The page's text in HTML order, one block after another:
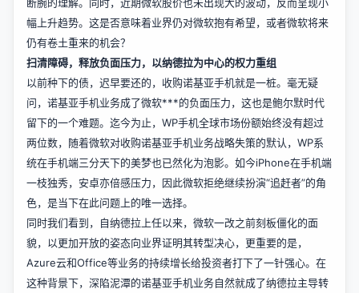
幅上升趋势。这是否意味着业界仍对微软抱有希望，或者微软将来
仍有卷土重来的机会？
扫清障碍，释放负面压力，以纳德拉为中心的权力重组
以前种下的债，迟早要还的，收购诺基亚手机就是一桩。毫无疑
问，诺基亚手机业务成了微软***的负面压力，这也是鲍尔默时代
留下的一个难题。迄今为止，WP手机全球市场份额始终没有超过
两位数，随着微软对收购诺基亚手机业务战略失策的默认，WP系
统在手机端三分天下的美梦也已然化为泡影。如今iPhone在手机端
一枝独秀，安卓亦倍感压力，因此微软拒绝继续扮演“追赶者”的角
色，是当下在此问题上的唯一选择。
同时我们看到，自纳德拉上任以来，微软一改之前刻板僵化的面
貌，以更加开放的姿态向业界证明其转型决心，更重要的是，
Azure云和Office等业务的持续增长给投资者打下了一针强心。在
这种背景下，深陷泥潭的诺基亚手机业务自然就成了纳德拉主导转